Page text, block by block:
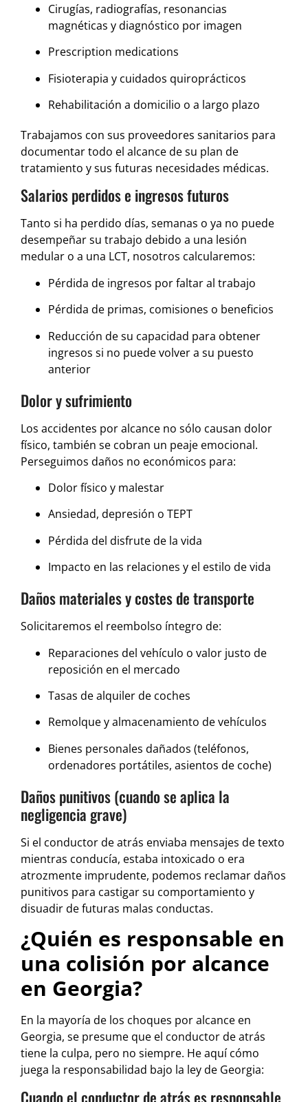
Cirugías, radiografías, resonancias
magnéticas y diagnóstico por imagen
Prescription medications
Fisioterapia y cuidados quiroprácticos
Rehabilitación a domicilio o a largo plazo
Trabajamos con sus proveedores sanitarios para
documentar todo el alcance de su plan de
tratamiento y sus futuras necesidades médicas.
Salarios perdidos e ingresos futuros
Tanto si ha perdido días, semanas o ya no puede
desempeñar su trabajo debido a una lesión
medular o a una LCT, nosotros calcularemos:
Pérdida de ingresos por faltar al trabajo
Pérdida de primas, comisiones o beneficios
Reducción de su capacidad para obtener
ingresos si no puede volver a su puesto
anterior
Dolor y sufrimiento
Los accidentes por alcance no sólo causan dolor
físico, también se cobran un peaje emocional.
Perseguimos daños no económicos para:
Dolor físico y malestar
Ansiedad, depresión o TEPT
Pérdida del disfrute de la vida
Impacto en las relaciones y el estilo de vida
Daños materiales y costes de transporte
Solicitaremos el reembolso íntegro de:
Reparaciones del vehículo o valor justo de
reposición en el mercado
Tasas de alquiler de coches
Remolque y almacenamiento de vehículos
Bienes personales dañados (teléfonos,
ordenadores portátiles, asientos de coche)
Daños punitivos (cuando se aplica la
negligencia grave)
Si el conductor de atrás enviaba mensajes de texto
mientras conducía, estaba intoxicado o era
atrozmente imprudente, podemos reclamar daños
punitivos para castigar su comportamiento y
disuadir de futuras malas conductas.
¿Quién es responsable en
una colisión por alcance
en Georgia?
En la mayoría de los choques por alcance en
Georgia, se presume que el conductor de atrás
tiene la culpa, pero no siempre. He aquí cómo
juega la responsabilidad bajo la ley de Georgia:
Cuando el conductor de atrás es responsable